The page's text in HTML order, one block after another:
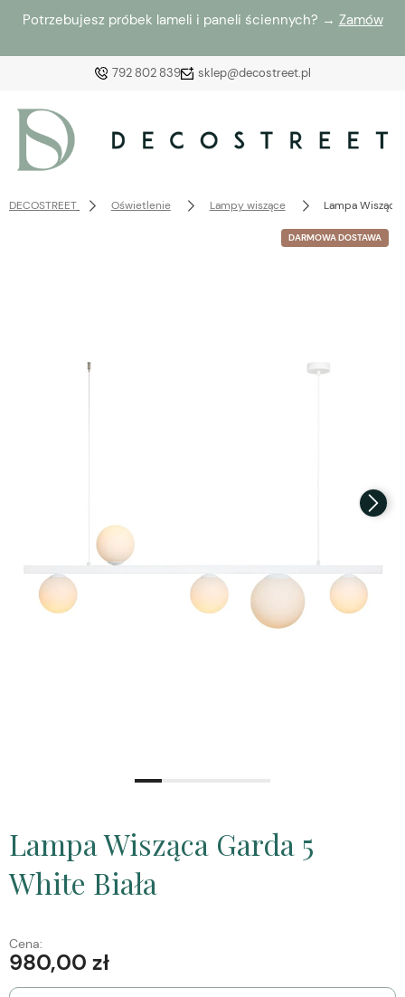
Potrzebujesz próbek lameli i paneli ściennych? → Zamów
792 802 839 sklep@decostreet.pl
Załóż konto
DECOSTREET Oświetlenie Lampy wiszące Lampa Wisząca
DARMOWA DOSTAWA
Lampa Wisząca Garda 5
White Biała
Cena:
980,00 zł